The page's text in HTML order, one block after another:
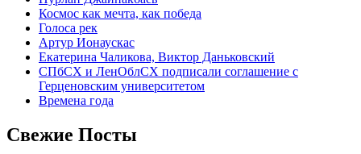
Космос как мечта, как победа
Голоса рек
Артур Ионаускас
Екатерина Чаликова, Виктор Даньковский
СПбСХ и ЛенОблСХ подписали соглашение с
Герценовским университетом
Времена года
Свежие Посты